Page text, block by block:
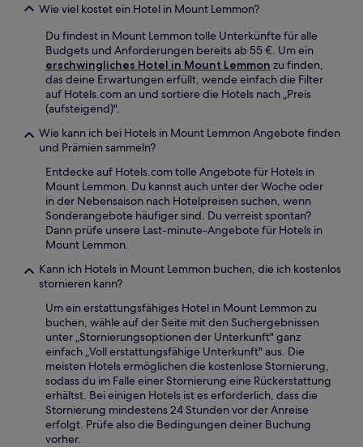
Wie viel kostet ein Hotel in Mount Lemmon?
Du findest in Mount Lemmon tolle Unterkünfte für alle
Budgets und Anforderungen bereits ab 55 €. Um ein
erschwingliches Hotel in Mount Lemmon zu finden,
das deine Erwartungen erfüllt, wende einfach die Filter
auf Hotels.com an und sortiere die Hotels nach „Preis
(aufsteigend)".
Wie kann ich bei Hotels in Mount Lemmon Angebote finden
und Prämien sammeln?
Entdecke auf Hotels.com tolle Angebote für Hotels in
Mount Lemmon. Du kannst auch unter der Woche oder
in der Nebensaison nach Hotelpreisen suchen, wenn
Sonderangebote häufiger sind. Du verreist spontan?
Dann prüfe unsere Last-minute-Angebote für Hotels in
Mount Lemmon.
Kann ich Hotels in Mount Lemmon buchen, die ich kostenlos
stornieren kann?
Um ein erstattungsfähiges Hotel in Mount Lemmon zu
buchen, wähle auf der Seite mit den Suchergebnissen
unter „Stornierungsoptionen der Unterkunft" ganz
einfach „Voll erstattungsfähige Unterkunft" aus. Die
meisten Hotels ermöglichen die kostenlose Stornierung,
sodass du im Falle einer Stornierung eine Rückerstattung
erhältst. Bei einigen Hotels ist es erforderlich, dass die
Stornierung mindestens 24 Stunden vor der Anreise
erfolgt. Prüfe also die Bedingungen deiner Buchung
vorher.